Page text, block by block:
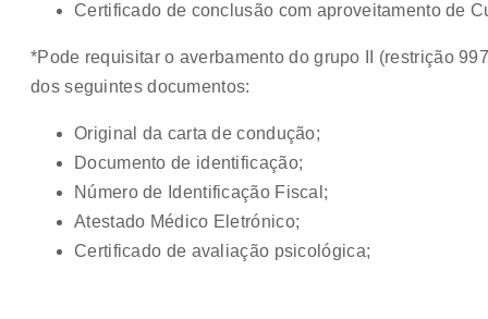
Certificado de conclusão com aproveitamento de
*Pode requisitar o averbamento do grupo II (restrição
dos seguintes documentos:
Original da carta de condução;
Documento de identificação;
Número de Identificação Fiscal;
Atestado Médico Eletrónico;
Certificado de avaliação psicológica;